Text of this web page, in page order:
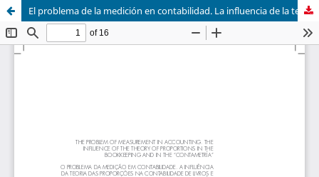
El problema de la medición en contabilidad. La influencia de la teoría de las proporciones en la teneduría de libros y en la contametría